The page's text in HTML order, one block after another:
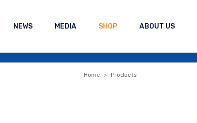
NEWS MEDIA SHOP ABOUT US
Home Products